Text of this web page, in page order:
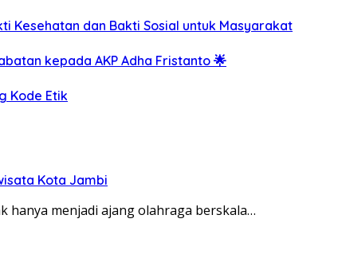
Kesehatan dan Bakti Sosial untuk Masyarakat
kepada AKP Adha Fristanto 🌟
Kode Etik
Kota Jambi
hanya menjadi ajang olahraga berskala…